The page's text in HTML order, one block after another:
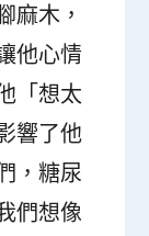
麻木，
他心情
「想太
響了他
，糖尿
們想像